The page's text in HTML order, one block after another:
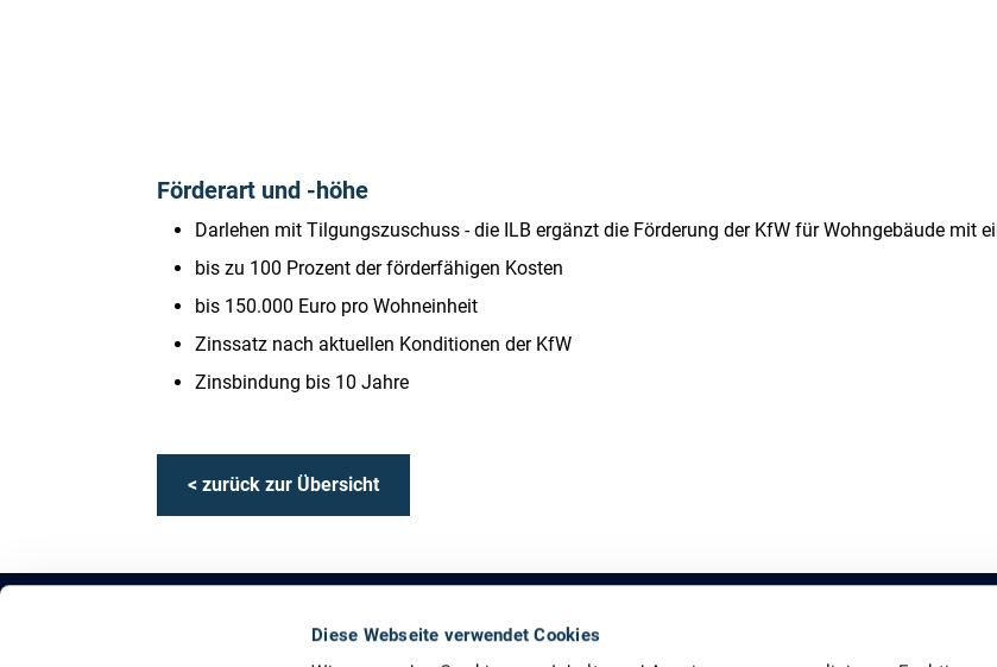
Diese Webseite verwendet Cookies
Förderart und -höhe
Darlehen mit Tilgungszuschuss - die ILB ergänzt die Förderung der KfW für Wohngebäude mit
bis zu 100 Prozent der förderfähigen Kosten
bis 150.000 Euro pro Wohneinheit
Zinssatz nach aktuellen Konditionen der KfW
Zinsbindung bis 10 Jahre
< zurück zur Übersicht